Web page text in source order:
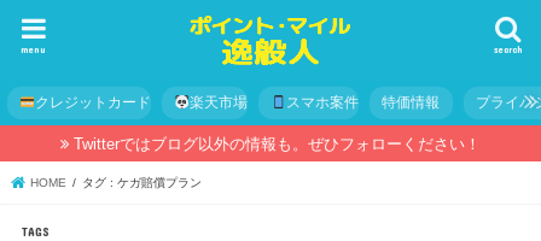
search
menu
クレジットカード 楽天市場 スマホ案件 特価情報 プライバ
Twitterではブログ以外の情報も。ぜひフォローください！
HOME タグ : ケガ賠償プラン